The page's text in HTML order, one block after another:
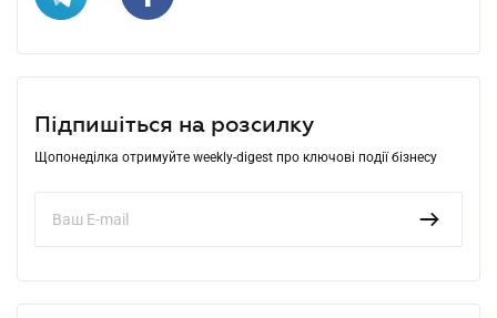
Підпишіться на розсилку
Щопонеділка отримуйте weekly-digest про ключові події бізнесу